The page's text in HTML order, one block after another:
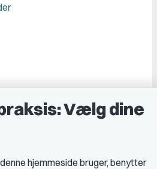
Vælg dine
hjemmeside bruger, benytter